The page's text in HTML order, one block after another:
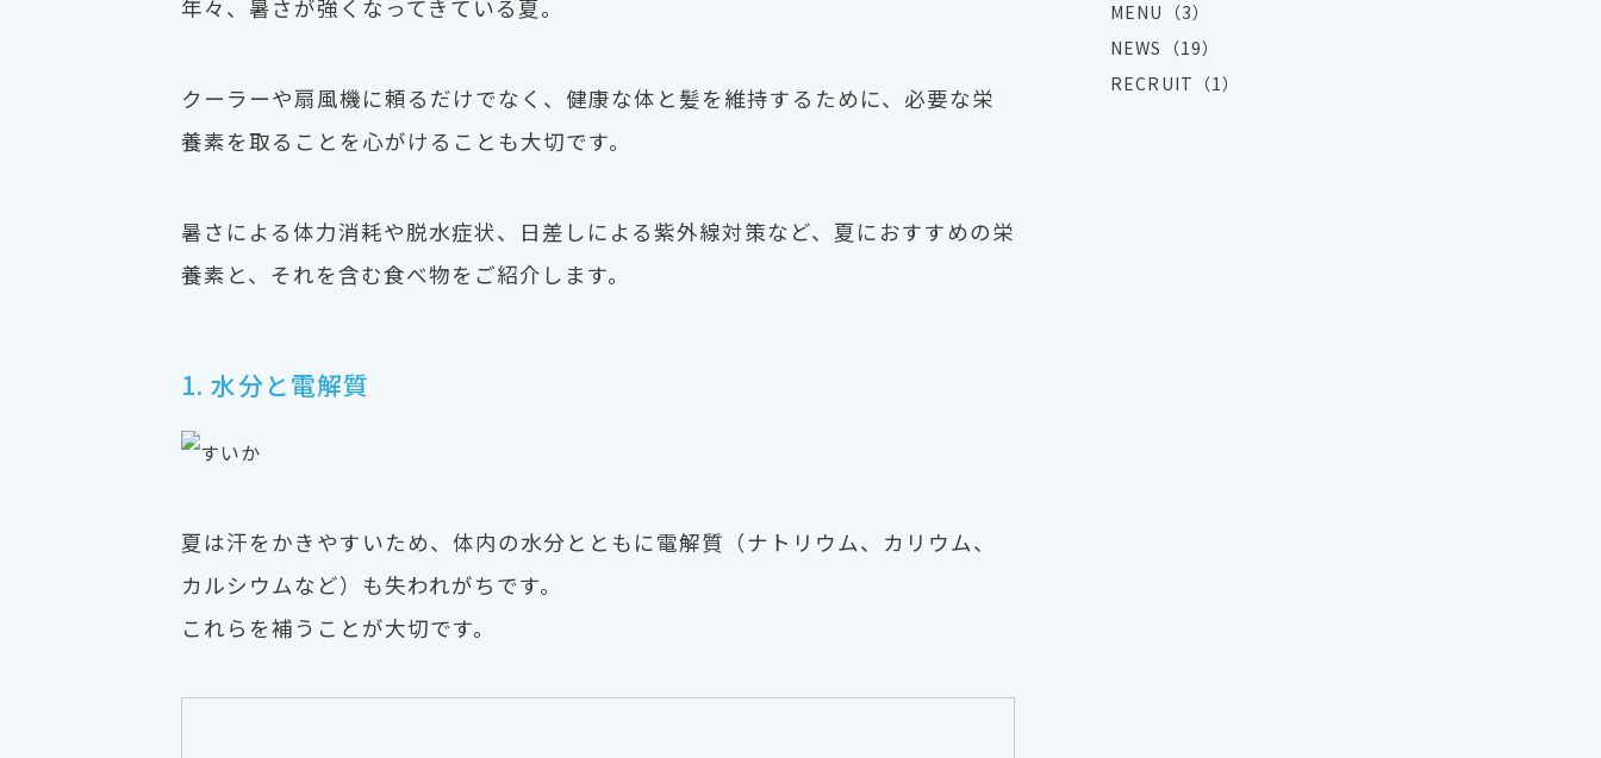
年々、暑さが強くなってきている夏。
クーラーや扇風機に頼るだけでなく、健康な体と髪を維持するために、必要な栄
養素を取ることを心がけることも大切です。
暑さによる体力消耗や脱水症状、日差しによる紫外線対策など、夏におすすめの栄
養素と、それを含む食べ物をご紹介します。
1. 水分と電解質
夏は汗をかきやすいため、体内の水分とともに電解質（ナトリウム、カリウム、
カルシウムなど）も失われがちです。
これらを補うことが大切です。
MENU（3）
NEWS（19）
RECRUIT（1）